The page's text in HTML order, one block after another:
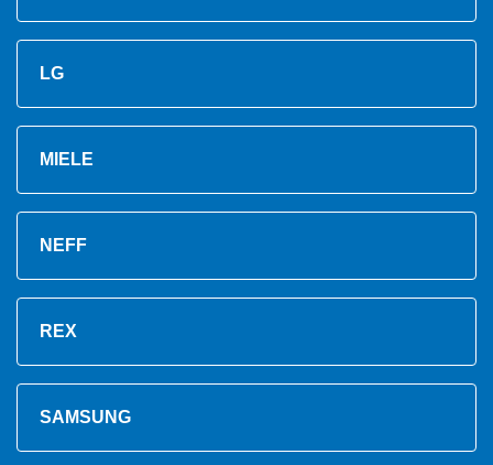
LG
MIELE
NEFF
REX
SAMSUNG